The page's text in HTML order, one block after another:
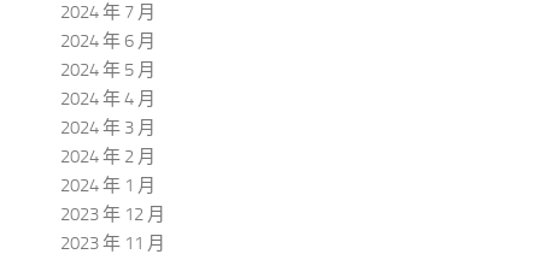
2024 年 7 月
2024 年 6 月
2024 年 5 月
2024 年 4 月
2024 年 3 月
2024 年 2 月
2024 年 1 月
2023 年 12 月
2023 年 11 月